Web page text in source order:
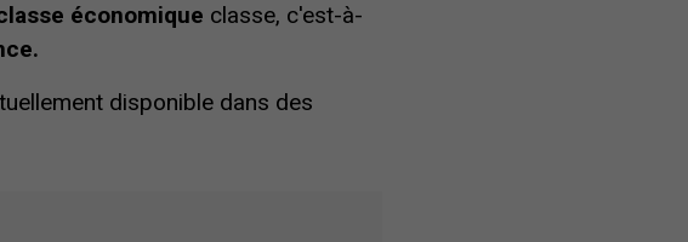
économique classe, c'est-à-
disponible dans des